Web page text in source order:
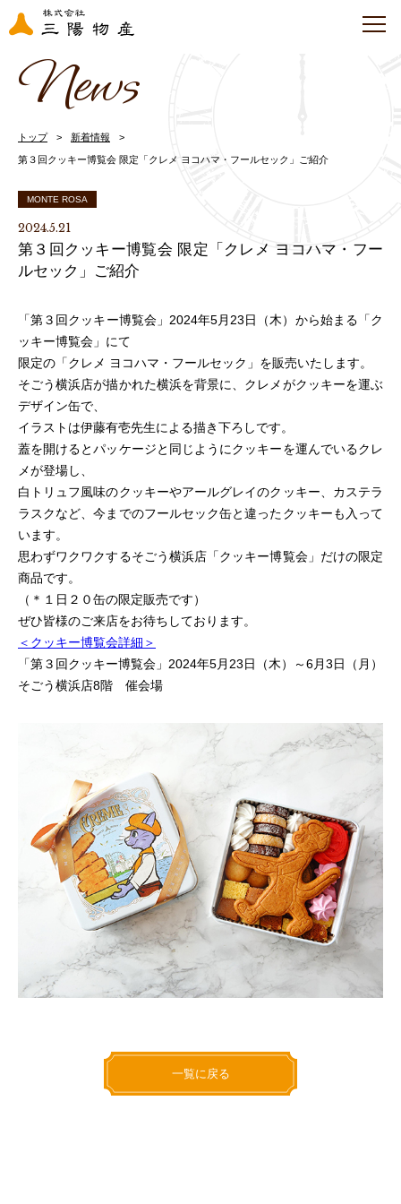
News
トップ 新着情報
第３回クッキー博覧会 限定「クレメ ヨコハマ・フールセック」ご紹介
MONTE ROSA
2024.5.21
第３回クッキー博覧会 限定「クレメ ヨコハマ・フー
ルセック」ご紹介
「第３回クッキー博覧会」2024年5月23日（木）から始まる「ク
ッキー博覧会」にて
限定の「クレメ ヨコハマ・フールセック」を販売いたします。
そごう横浜店が描かれた横浜を背景に、クレメがクッキーを運ぶ
デザイン缶で、
イラストは伊藤有壱先生による描き下ろしです。
蓋を開けるとパッケージと同じようにクッキーを運んでいるクレ
メが登場し、
白トリュフ風味のクッキーやアールグレイのクッキー、カステラ
ラスクなど、今までのフールセック缶と違ったクッキーも入って
います。
思わずワクワクするそごう横浜店「クッキー博覧会」だけの限定
商品です。
（＊１日２０缶の限定販売です）
ぜひ皆様のご来店をお待ちしております。
＜クッキー博覧会詳細＞
「第３回クッキー博覧会」2024年5月23日（木）～6月3日（月）
そごう横浜店8階 催会場
一覧に戻る